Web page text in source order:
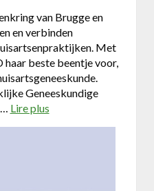
van Brugge en
en verbinden
Met
beste beentje voor,
Geneeskundige
Lire plus